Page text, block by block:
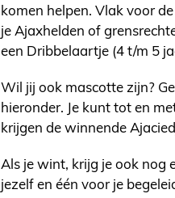
komen helpen. Vlak voor
je Ajaxhelden of
een Dribbelaartje (4 t/m 5
Wil jij ook mascotte zijn?
hieronder. Je kunt tot en
krijgen de winnende
Als je wint, krijg je ook nog
jezelf en één voor je